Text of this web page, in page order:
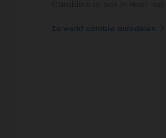
Zo werkt cambio autodelen